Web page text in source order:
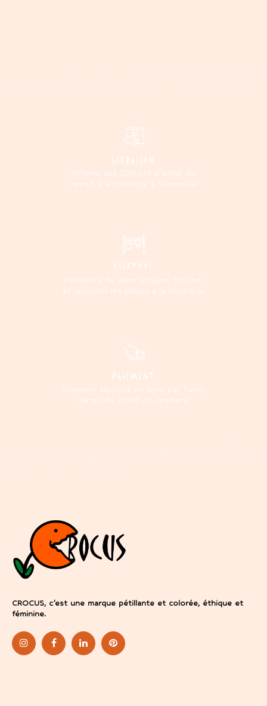
LIVRAISON
Offerte dès 200 Chf d'achat ou
retrait à la boutique à Villeneuve
ESSAYAGE
Possibilité de venir essayer, toucher
et ressentir les pièces à la boutique.
PAIEMENT
Paiement sécurisé en ligne par Twint,
cartes de crédit ou virement
CROCUS, c’est une marque pétillante et colorée, éthique et
féminine.